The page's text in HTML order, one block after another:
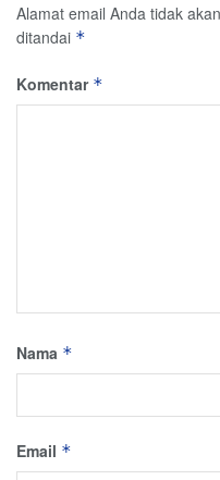
Alamat email Anda tidak
ditandai *
Komentar *
Nama *
Email *